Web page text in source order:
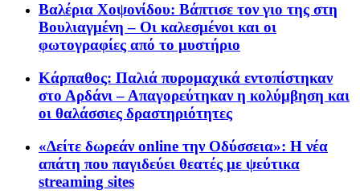
Βαλέρια Χοψονίδου: Βάπτισε τον γιο της στη
Βουλιαγμένη – Οι καλεσμένοι και οι
φωτογραφίες από το μυστήριο
Κάρπαθος: Παλιά πυρομαχικά εντοπίστηκαν
στο Αρδάνι – Απαγορεύτηκαν η κολύμβηση και
οι θαλάσσιες δραστηριότητες
«Δείτε δωρεάν online την Οδύσσεια»: Η νέα
απάτη που παγιδεύει θεατές με ψεύτικα
streaming sites